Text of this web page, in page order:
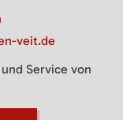
veit.de
Service von